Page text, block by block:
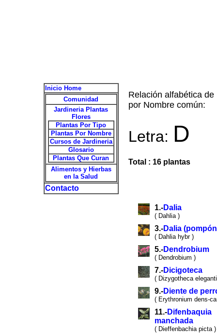
Inicio Home
Comunidad
Jardineria Plantas
Flores
Plantas Por Tipo
Plantas Por Nombre
Cursos de Jardineria
Glosario
Plantas Que Curan
Alimentos y Hierbas
en la Salud
Contacto
Relación alfabética
por Nombre común:
Letra: D
Total : 16 plantas
1.-Dalia
( Dahlia )
3.-Dalia
( Dahlia hybr )
5.-Dendrobium
( Dendrobium )
7.-Dicigoteca
( Dizygotheca
9.-Diente de
( Erythronium dens-
11.-Difenbaquia
manchada
( Dieffenbachia picta )